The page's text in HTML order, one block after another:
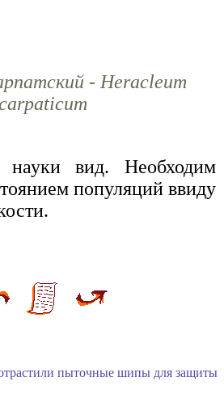
- Heracleum
вид. Необходим
популяций ввиду
пыточные шипы для защиты